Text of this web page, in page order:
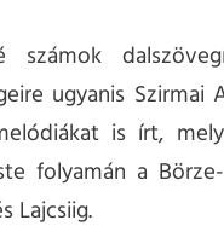
ugyanis Szirmai
is írt,
folyamán a
Lajcsiig.